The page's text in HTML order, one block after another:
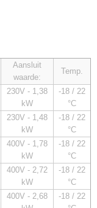
Aansluit
waarde:
Temp.
230V - 1,38
kW
-18 / 22
°C
230V - 1,48
kW
-18 / 22
°C
400V - 1,78
kW
-18 / 22
°C
400V - 2,72
kW
-18 / 22
°C
400V - 2,68
-18 / 22